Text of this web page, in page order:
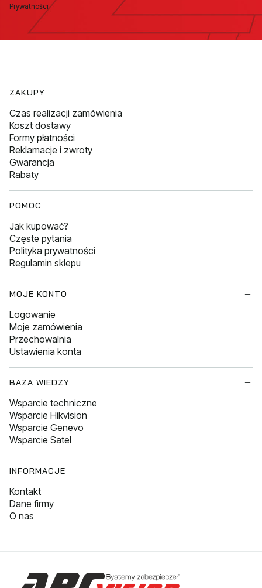
Prywatności.
ZAKUPY
Czas realizacji zamówienia
Koszt dostawy
Formy płatności
Reklamacje i zwroty
Gwarancja
Rabaty
POMOC
Jak kupować?
Częste pytania
Polityka prywatności
Regulamin sklepu
MOJE KONTO
Logowanie
Moje zamówienia
Przechowalnia
Ustawienia konta
BAZA WIEDZY
Wsparcie techniczne
Wsparcie Hikvision
Wsparcie Genevo
Wsparcie Satel
INFORMACJE
Kontakt
Dane firmy
O nas